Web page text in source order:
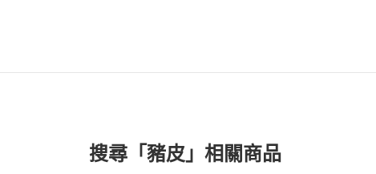
搜尋「豬皮」相關商品